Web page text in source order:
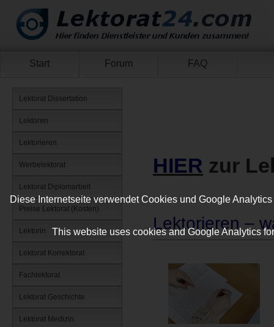
Start Forum FAQ
Lektorat Dissertation
Lektoren
Lektorieren
Werbelektorat
Lektorat Diplomarbeit
Preise Lektorat (Kosten)
Lektorin
Lektorat Korrektorat
Fachlektorat
Lektorat Geschichte
Lektorat Medizin
HIER zur
Lektorieren –
Diese Internetseite verwendet Cookies und Google
This website uses cookies and Google Analytics